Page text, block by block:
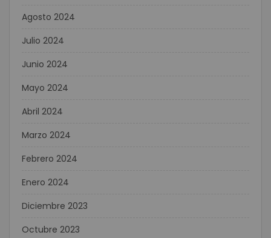
Agosto 2024
Julio 2024
Junio 2024
Mayo 2024
Abril 2024
Marzo 2024
Febrero 2024
Enero 2024
Diciembre 2023
Octubre 2023